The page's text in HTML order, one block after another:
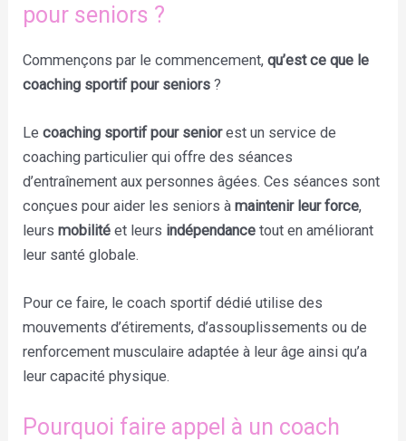
pour seniors ?
Commençons par le commencement, qu’est ce que le
coaching sportif pour seniors?
Lecoaching sportif pour seniorest un service de
coaching particulier qui offre des séances
d’entraînement aux personnes âgées. Ces séances sont
conçues pour aider les seniors àmaintenir leur force,
leursmobilitéet leurs indépendancetout en améliorant
leur santé globale.
Pour ce faire, le coach sportif dédié utilise des
mouvements d’étirements, d’assouplissements ou de
renforcement musculaire adaptée à leur âge ainsi qu’a
leur capacité physique.
Pourquoi faire appel à un coach